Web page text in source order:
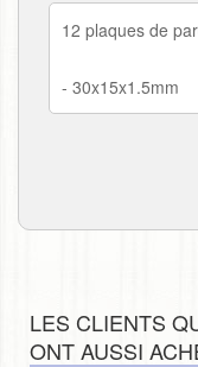
12 plaques de
- 30x15x1.5mm
LES CLIENTS
ONT AUSSI